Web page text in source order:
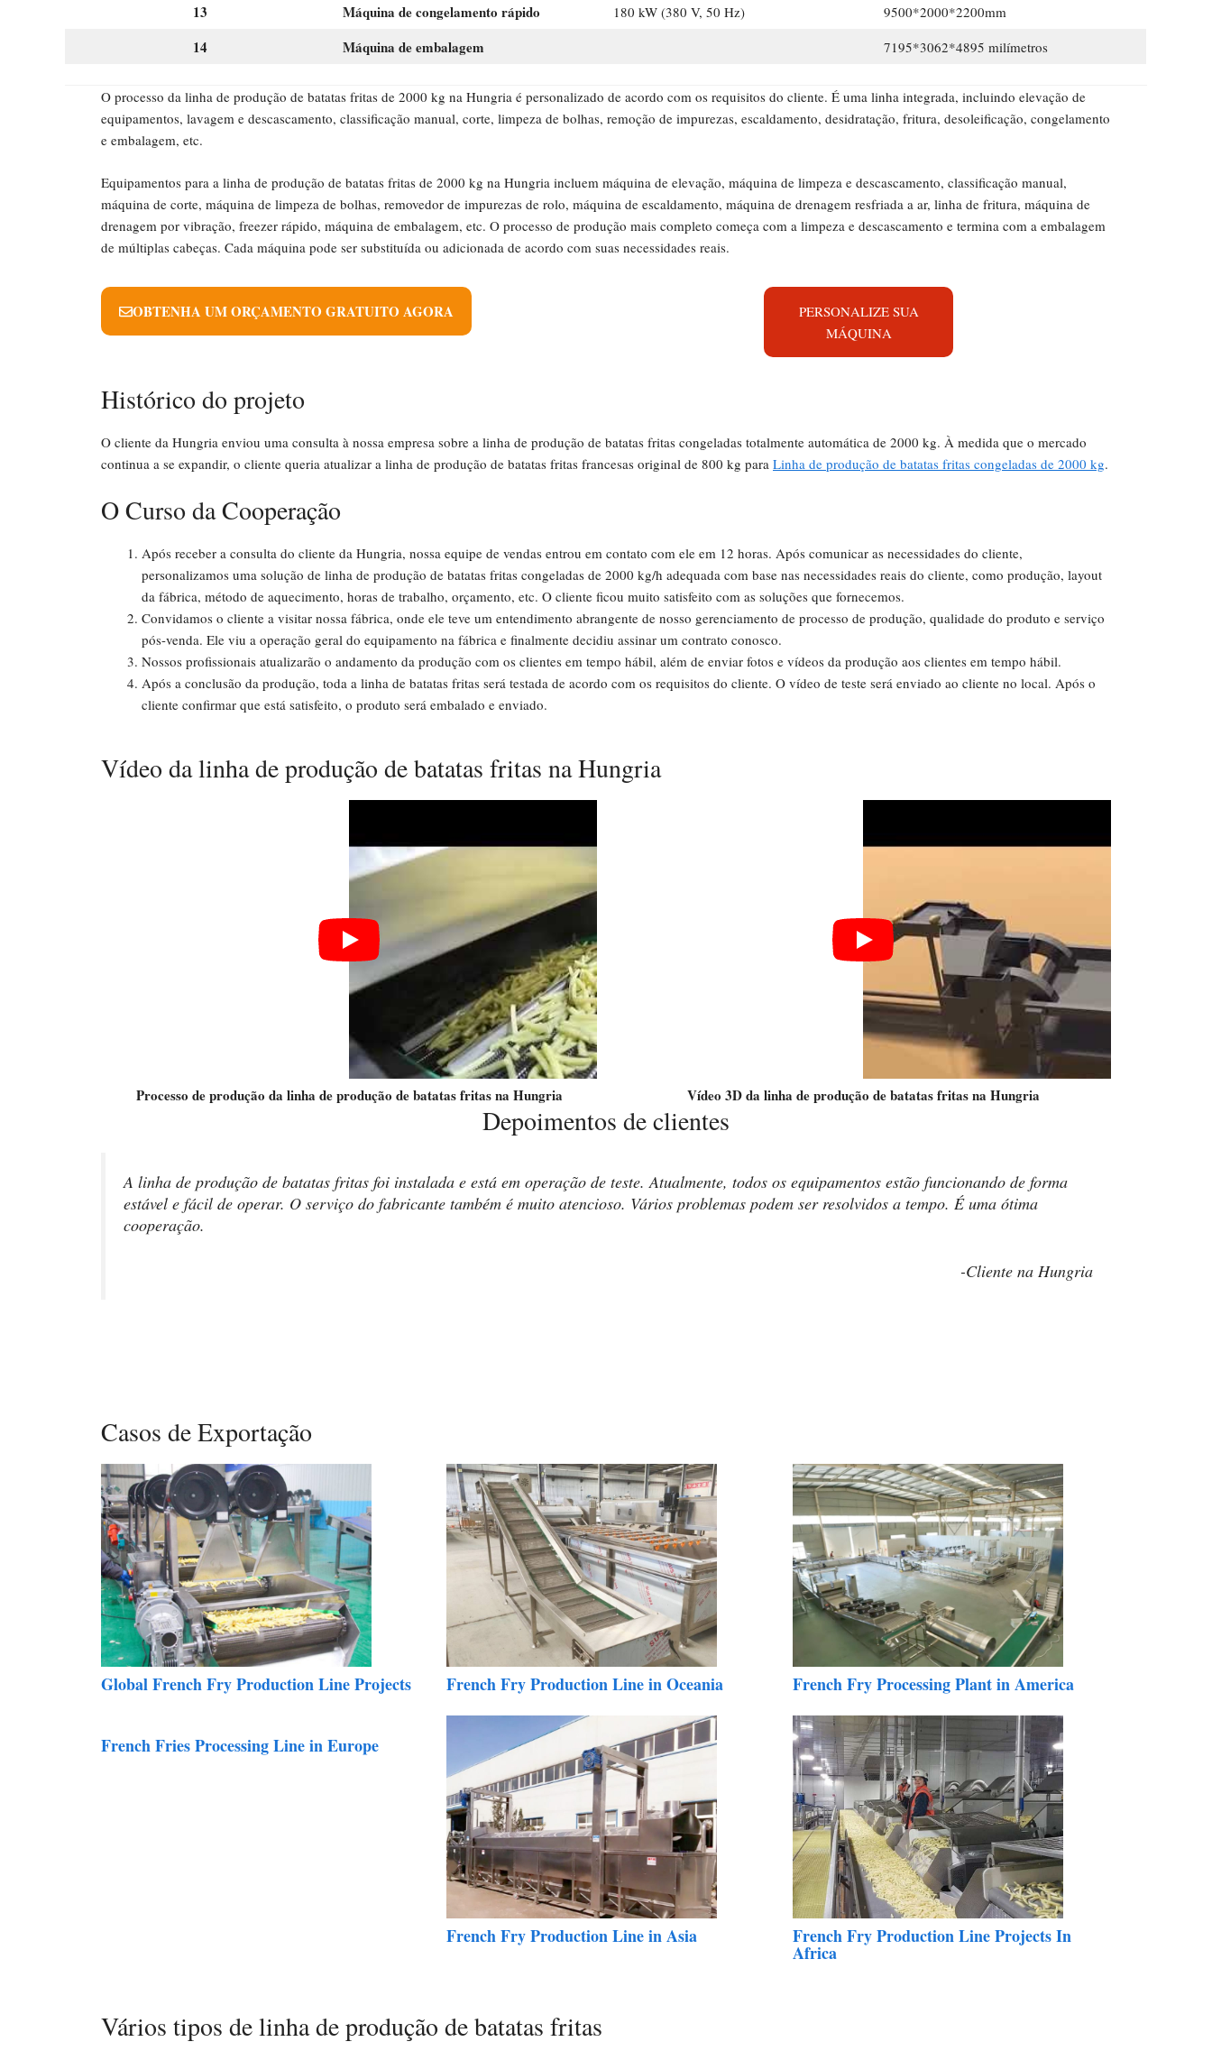
13 Máquina de congelamento rápido 180 kW (380 V, 50 Hz) 9500*2000*2200mm
14 Máquina de embalagem 7195*3062*4895 milímetros
O processo da linha de produção de batatas fritas de 2000 kg na Hungria é personalizado de acordo com os requisitos do cliente. É uma linha integrada, incluindo elevação de
equipamentos, lavagem e descascamento, classificação manual, corte, limpeza de bolhas, remoção de impurezas, escaldamento, desidratação, fritura, desoleificação, congelamento
e embalagem, etc.
Equipamentos para a linha de produção de batatas fritas de 2000 kg na Hungria incluem máquina de elevação, máquina de limpeza e descascamento, classificação manual,
máquina de corte, máquina de limpeza de bolhas, removedor de impurezas de rolo, máquina de escaldamento, máquina de drenagem resfriada a ar, linha de fritura, máquina de
drenagem por vibração, freezer rápido, máquina de embalagem, etc. O processo de produção mais completo começa com a limpeza e descascamento e termina com a embalagem
de múltiplas cabeças. Cada máquina pode ser substituída ou adicionada de acordo com suas necessidades reais.
OBTENHA UM ORÇAMENTO GRATUITO AGORA
PERSONALIZE SUA
MÁQUINA
Histórico do projeto
O cliente da Hungria enviou uma consulta à nossa empresa sobre a linha de produção de batatas fritas congeladas totalmente automática de 2000 kg. À medida que o mercado
continua a se expandir, o cliente queria atualizar a linha de produção de batatas fritas francesas original de 800 kg para Linha de produção de batatas fritas congeladas de 2000 kg.
O Curso da Cooperação
Após receber a consulta do cliente da Hungria, nossa equipe de vendas entrou em contato com ele em 12 horas. Após comunicar as necessidades do cliente,
personalizamos uma solução de linha de produção de batatas fritas congeladas de 2000 kg/h adequada com base nas necessidades reais do cliente, como produção, layout
da fábrica, método de aquecimento, horas de trabalho, orçamento, etc. O cliente ficou muito satisfeito com as soluções que fornecemos.
Convidamos o cliente a visitar nossa fábrica, onde ele teve um entendimento abrangente de nosso gerenciamento de processo de produção, qualidade do produto e serviço
pós-venda. Ele viu a operação geral do equipamento na fábrica e finalmente decidiu assinar um contrato conosco.
Nossos profissionais atualizarão o andamento da produção com os clientes em tempo hábil, além de enviar fotos e vídeos da produção aos clientes em tempo hábil.
Após a conclusão da produção, toda a linha de batatas fritas será testada de acordo com os requisitos do cliente. O vídeo de teste será enviado ao cliente no local. Após o
cliente confirmar que está satisfeito, o produto será embalado e enviado.
Vídeo da linha de produção de batatas fritas na Hungria
Processo de produção da linha de produção de batatas fritas na Hungria Vídeo 3D da linha de produção de batatas fritas na Hungria
Depoimentos de clientes
A linha de produção de batatas fritas foi instalada e está em operação de teste. Atualmente, todos os equipamentos estão funcionando de forma
estável e fácil de operar. O serviço do fabricante também é muito atencioso. Vários problemas podem ser resolvidos a tempo. É uma ótima
cooperação.
-Cliente na Hungria
Casos de Exportação
Global French Fry Production Line Projects French Fry Production Line in Oceania French Fry Processing Plant in America
French Fries Processing Line in Europe
French Fry Production Line in Asia French Fry Production Line Projects In
Africa
Vários tipos de linha de produção de batatas fritas